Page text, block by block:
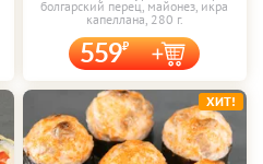
болгарский перец, майонез, икра
капеллана, 280 г.
559
ХИТ!